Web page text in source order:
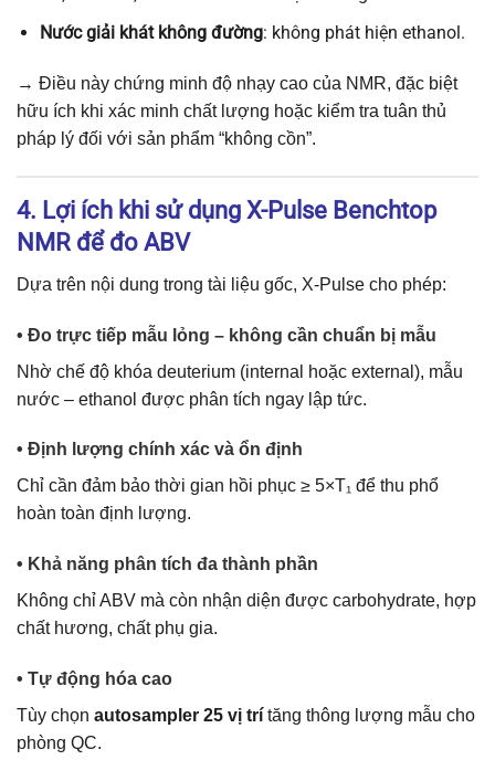
Nước giải khát không đường: không phát hiện ethanol.
→ Điều này chứng minh độ nhạy cao của NMR, đặc biệt
hữu ích khi xác minh chất lượng hoặc kiểm tra tuân thủ
pháp lý đối với sản phẩm “không cồn”.
4. Lợi ích khi sử dụng X-Pulse Benchtop
NMR để đo ABV
Dựa trên nội dung trong tài liệu gốc, X-Pulse cho phép:
• Đo trực tiếp mẫu lỏng – không cần chuẩn bị mẫu
Nhờ chế độ khóa deuterium (internal hoặc external), mẫu
nước – ethanol được phân tích ngay lập tức.
• Định lượng chính xác và ổn định
Chỉ cần đảm bảo thời gian hồi phục ≥ 5×T₁ để thu phổ
hoàn toàn định lượng.
• Khả năng phân tích đa thành phần
Không chỉ ABV mà còn nhận diện được carbohydrate, hợp
chất hương, chất phụ gia.
• Tự động hóa cao
Tùy chọn autosampler 25 vị trí tăng thông lượng mẫu cho
phòng QC.